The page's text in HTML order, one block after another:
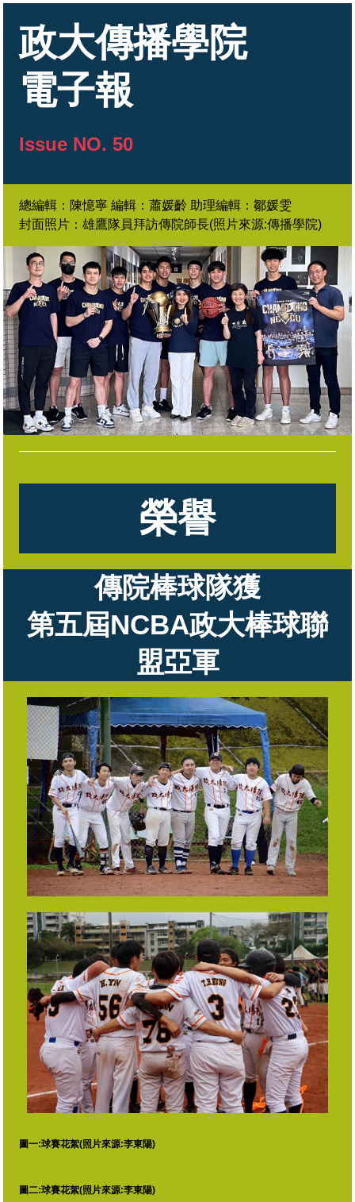
政大傳播學院
電子報
Issue NO. 50
總編輯：陳憶寧 編輯：蕭媛齡 助理編輯：鄒媛雯
封面照片：雄鷹隊員拜訪傳院師長(照片來源:傳播學院)
榮譽
傳院棒球隊獲
第五屆NCBA政大棒球聯
盟亞軍
圖一:球賽花絮(照片來源:李東陽)
圖二:球賽花絮(照片來源:李東陽)